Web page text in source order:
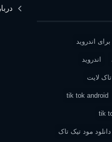
برای اندروید
اندروید
لایت
tik tok android
tik
دانلود مود تیک تاک